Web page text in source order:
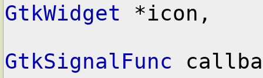
GtkWidget *icon,
GtkSignalFunc